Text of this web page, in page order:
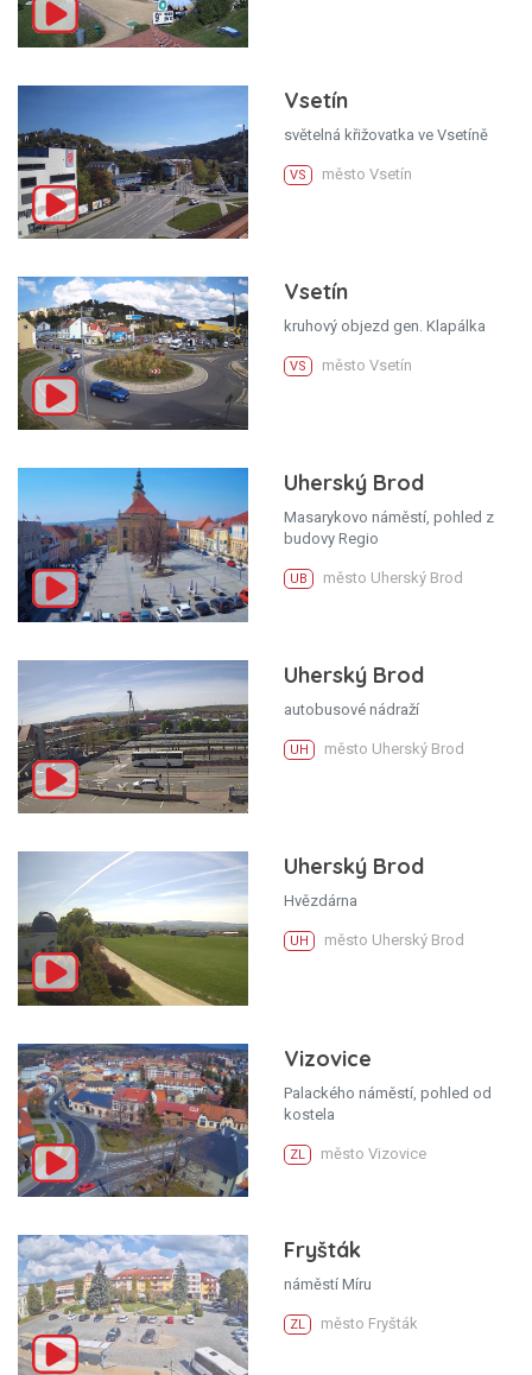
Vsetín
světelná křižovatka ve Vsetíně
VS město Vsetín
Vsetín
kruhový objezd gen. Klapálka
VS město Vsetín
Uherský Brod
Masarykovo náměstí, pohled z
budovy Regio
UB město Uherský Brod
Uherský Brod
autobusové nádraží
UH město Uherský Brod
Uherský Brod
Hvězdárna
UH město Uherský Brod
Vizovice
Palackého náměstí, pohled od
kostela
ZL město Vizovice
Fryšták
náměstí Míru
ZL město Fryšták